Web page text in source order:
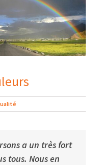
a un très fort
tous. Nous en